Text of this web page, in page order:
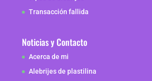
Transacción fallida
Noticias y Contacto
Acerca de mi
Alebrijes de plastilina